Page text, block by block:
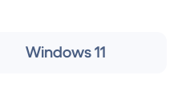
Windows 11